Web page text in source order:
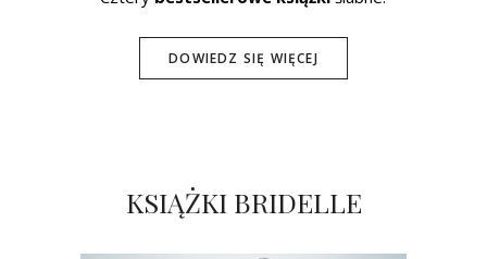
DOWIEDZ SIĘ WIĘCEJ
KSIĄŻKI BRIDELLE